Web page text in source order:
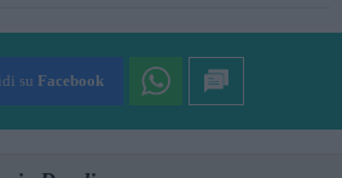
SUBMIT RATING
su Facebook